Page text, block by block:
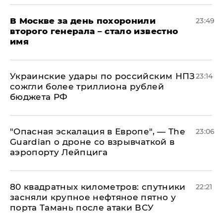
В Москве за день похоронили
второго генерала – стало известно
имя
23:49
Украинские удары по российским НПЗ
сожгли более триллиона рублей
бюджета РФ
23:14
"Опасная эскалация в Европе", — The
Guardian о дроне со взрывчаткой в
аэропорту Лейпцига
23:06
80 квадратных километров: спутники
засняли крупное нефтяное пятно у
порта Тамань после атаки ВСУ
22:21